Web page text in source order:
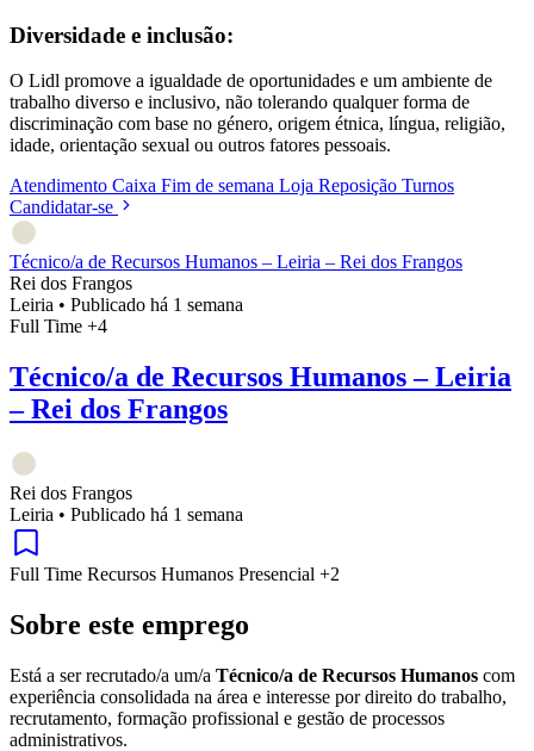
Diversidade e inclusão:
O Lidl promove a igualdade de oportunidades e um ambiente de
trabalho diverso e inclusivo, não tolerando qualquer forma de
discriminação com base no género, origem étnica, língua, religião,
idade, orientação sexual ou outros fatores pessoais.
Atendimento Caixa Fim de semana Loja Reposição Turnos
Candidatar-se
Técnico/a de Recursos Humanos – Leiria – Rei dos Frangos
Rei dos Frangos
Leiria • Publicado há 1 semana
Full Time +4
Técnico/a de Recursos Humanos – Leiria
– Rei dos Frangos
Rei dos Frangos
Leiria • Publicado há 1 semana
Full Time Recursos Humanos Presencial +2
Sobre este emprego
Está a ser recrutado/a um/a Técnico/a de Recursos Humanos com
experiência consolidada na área e interesse por direito do trabalho,
recrutamento, formação profissional e gestão de processos
administrativos.